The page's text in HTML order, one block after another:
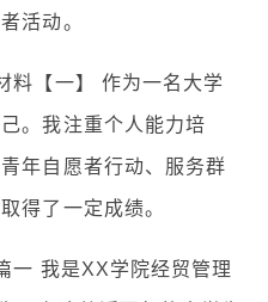
活动。
料【一】 作为一名大学
。我注重个人能力培
年自愿者行动、服务群
得了一定成绩。
一 我是XX学院经贸管理